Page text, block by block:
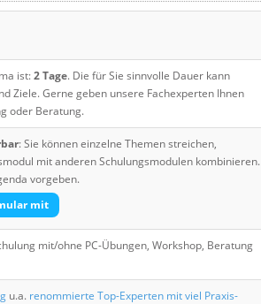
ist:2 Tage. Die für Sie sinnvolle Dauer kann
Ziele. Gerne geben unsere Fachexperten Ihnen
oder Beratung.
: Sie können einzelne Themen streichen,
mit anderen Schulungsmodulen kombinieren.
vorgeben.
mit
mit/ohne PC-Übungen, Workshop, Beratung
u.a. renommierte Top-Experten mit viel Praxis-